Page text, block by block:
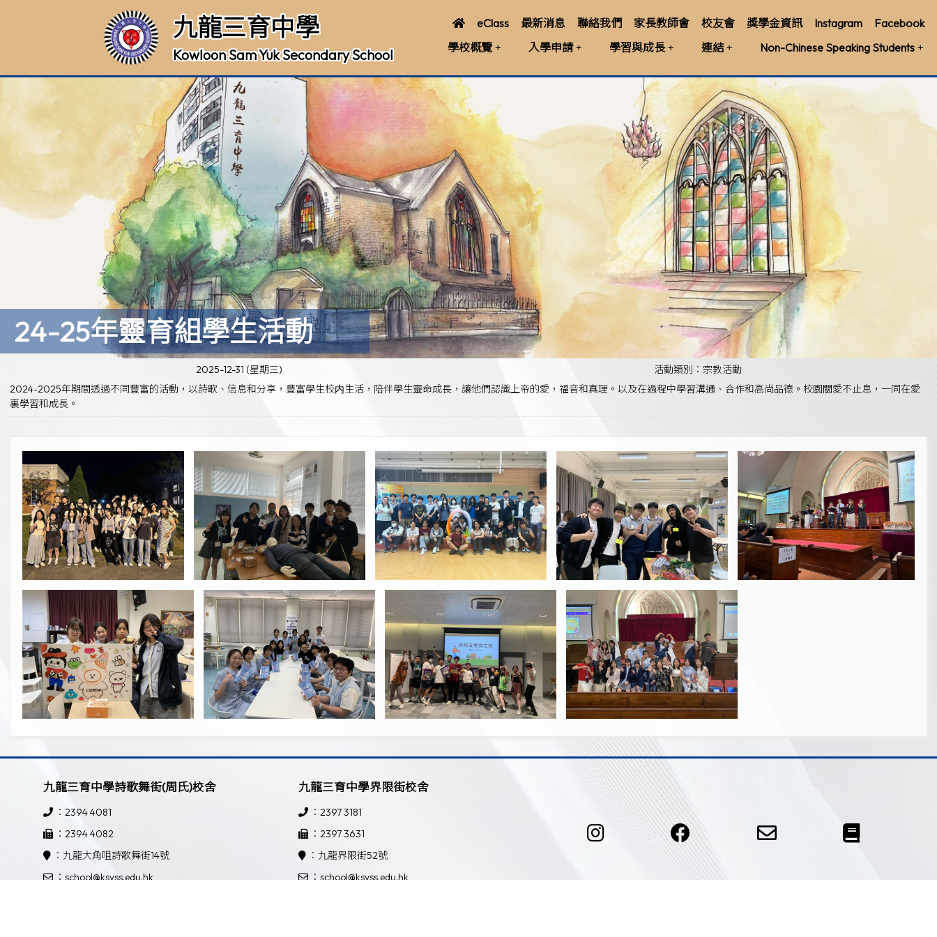
九龍三育中學
Kowloon Sam Yuk Secondary School
eClass 最新消息 聯絡我們 家長教師會 校友會 獎學金資訊 Instagram
Facebook
學校概覽
入學申請 學習與成長 連結 Non-Chinese Speaking Students
24-25年靈育組學生活動
2025-12-31 (星期三)
活動類別：宗教活動
2024-2025年期間透過不同豐富的活動，以詩歌、信息和分享，豐富學生校内生活，陪伴學生靈命成長，讓他們認識上帝的愛，福音和真理。以及在過程中學習溝通、合作和高尚品德。校園關愛不止息，一同在愛
裏學習和成長。
九龍三育中學詩歌舞街(周氏)校舍
：2394 4081
：2394 4082
：九龍大角咀詩歌舞街14號
：school@ksyss.edu.hk
九龍三育中學界限街校舍
：2397 3181
：2397 3631
：九龍界限街52號
：school@ksyss.edu.hk